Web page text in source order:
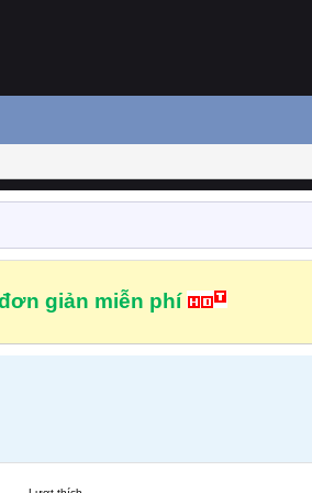
giản miễn phí